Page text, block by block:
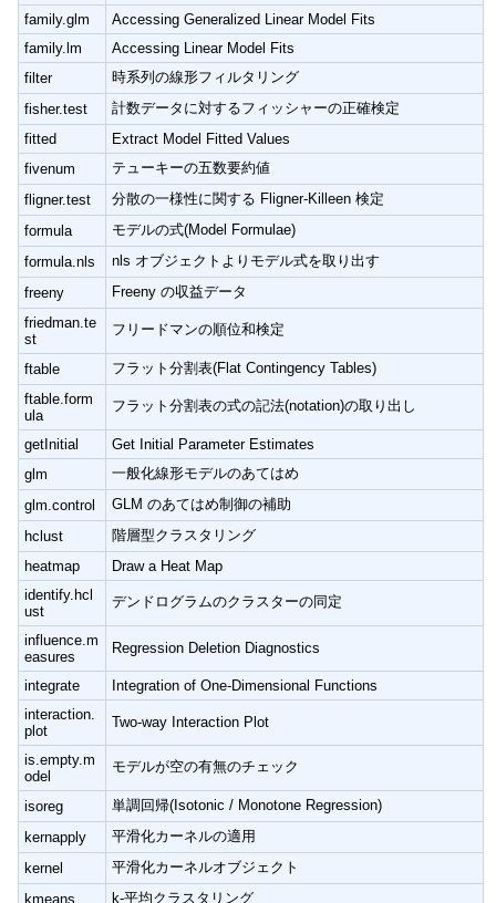
family.glm
Accessing Generalized Linear Model Fits
family.lm
Accessing Linear Model Fits
filter
時系列の線形フィルタリング
fisher.test
計数データに対するフィッシャーの正確検定
fitted
Extract Model Fitted Values
fivenum
テューキーの五数要約値
fligner.test
分散の一様性に関する Fligner-Killeen 検定
formula
モデルの式(Model Formulae)
formula.nls
nls オブジェクトよりモデル式を取り出す
freeny
Freeny の収益データ
friedman.te
st
フリードマンの順位和検定
ftable
フラット分割表(Flat Contingency Tables)
ftable.form
ula
フラット分割表の式の記法(notation)の取り出し
getInitial
Get Initial Parameter Estimates
glm
一般化線形モデルのあてはめ
glm.control
GLM のあてはめ制御の補助
hclust
階層型クラスタリング
heatmap
Draw a Heat Map
identify.hcl
ust
デンドログラムのクラスターの同定
influence.m
easures
Regression Deletion Diagnostics
integrate
Integration of One-Dimensional Functions
interaction.
plot
Two-way Interaction Plot
is.empty.m
odel
モデルが空の有無のチェック
isoreg
単調回帰(Isotonic / Monotone Regression)
kernapply
平滑化カーネルの適用
kernel
平滑化カーネルオブジェクト
kmeans
k-平均クラスタリング